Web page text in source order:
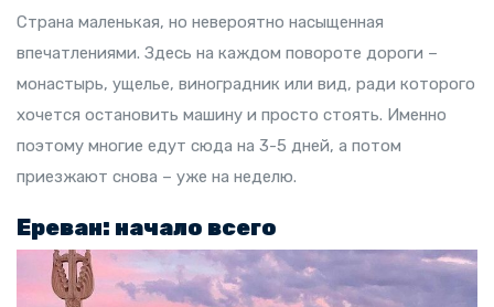
Страна маленькая, но невероятно насыщенная
впечатлениями. Здесь на каждом повороте дороги –
монастырь, ущелье, виноградник или вид, ради которого
хочется остановить машину и просто стоять. Именно
поэтому многие едут сюда на 3-5 дней, а потом
приезжают снова – уже на неделю.
Ереван: начало всего